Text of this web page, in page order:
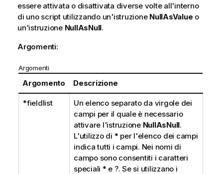
essere attivata o disattivata diverse volte all'interno
di uno script utilizzando un'istruzione NullAsValue o
un'istruzione NullAsNull.
Argomenti:
Argomenti
Argomento Descrizione
*fieldlist
Un elenco separato da virgole dei
campi per il quale è necessario
attivare l'istruzione NullAsNull.
L'utilizzo di * per l'elenco dei campi
indica tutti i campi. Nei nomi di
campo sono consentiti i caratteri
speciali * e ?. Se si utilizzano i